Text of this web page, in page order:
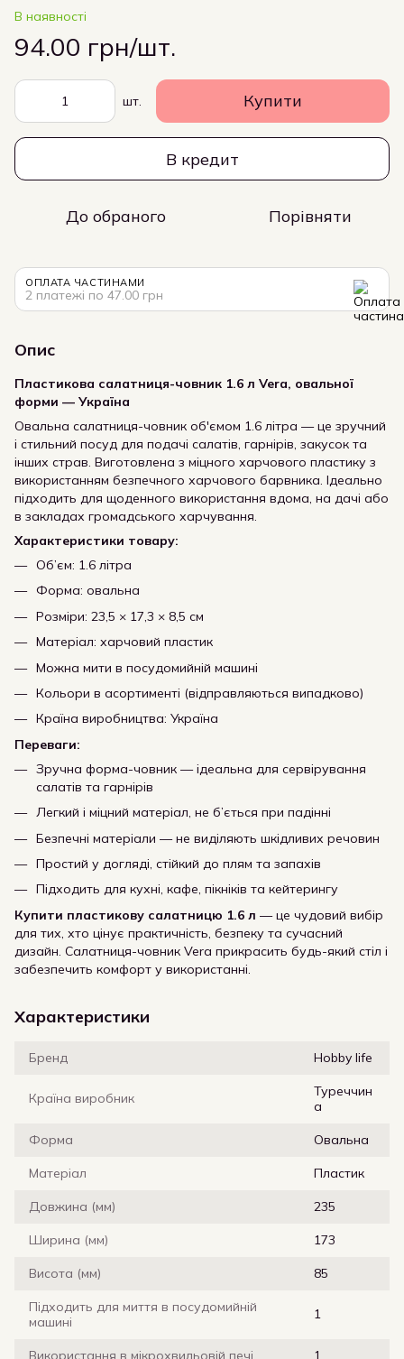
В наявності
94.00 грн/шт.
шт. Купити
В кредит
До обраного Порівняти
ОПЛАТА ЧАСТИНАМИ
2 платежі по 47.00 грн
Опис
Пластикова салатниця-човник 1.6 л Vera, овальної
форми — Україна
Овальна салатниця-човник об'ємом 1.6 літра — це зручний
і стильний посуд для подачі салатів, гарнірів, закусок та
інших страв. Виготовлена з міцного харчового пластику з
використанням безпечного харчового барвника. Ідеально
підходить для щоденного використання вдома, на дачі або
в закладах громадського харчування.
Характеристики товару:
Об’єм: 1.6 літра
Форма: овальна
Розміри: 23,5 × 17,3 × 8,5 см
Матеріал: харчовий пластик
Можна мити в посудомийній машині
Кольори в асортименті (відправляються випадково)
Країна виробництва: Україна
Переваги:
Зручна форма-човник — ідеальна для сервірування
салатів та гарнірів
Легкий і міцний матеріал, не б’ється при падінні
Безпечні матеріали — не виділяють шкідливих речовин
Простий у догляді, стійкий до плям та запахів
Підходить для кухні, кафе, пікніків та кейтерингу
Купити пластикову салатницю 1.6 л — це чудовий вибір
для тих, хто цінує практичність, безпеку та сучасний
дизайн. Салатниця-човник Vera прикрасить будь-який стіл і
забезпечить комфорт у використанні.
Характеристики
Бренд Hobby life
Країна виробник
Туреччин
а
Форма Овальна
Матеріал Пластик
Довжина (мм) 235
Ширина (мм) 173
Висота (мм) 85
Підходить для миття в посудомийній
машині
1
Використання в мікрохвильовій печі 1